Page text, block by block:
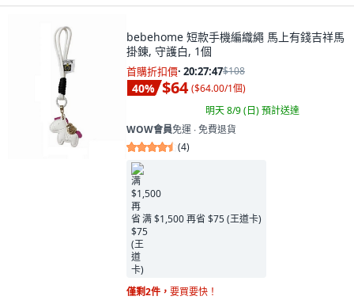
bebehome 短款手機編織繩 馬上有錢吉祥馬
掛錬, 守護白, 1個
首購折扣價· 20:27:46$108
40% $64 ($64.00/1個)
明天 8/9 (日)預計送達
WOW會員免運 ∙ 免費退貨
(4)
满 $1,500 再省 $75 (王道卡)
僅剩2件， 要買要快！